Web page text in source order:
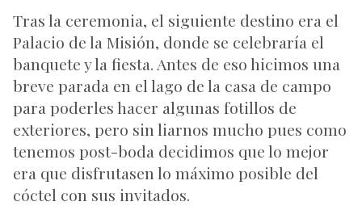
Tras la ceremonia, el siguiente destino era el
Palacio de la Misión, donde se celebraría el
banquete y la fiesta. Antes de eso hicimos una
breve parada en el lago de la casa de campo
para poderles hacer algunas fotillos de
exteriores, pero sin liarnos mucho pues como
tenemos post-boda decidimos que lo mejor
era que disfrutasen lo máximo posible del
cóctel con sus invitados.